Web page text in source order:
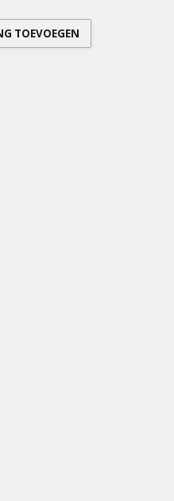
TOEVOEGEN